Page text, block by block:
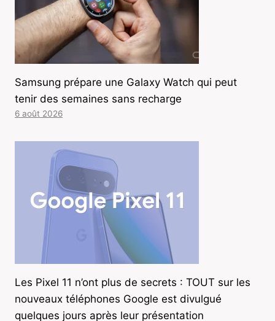
Samsung prépare une Galaxy Watch qui peut
tenir des semaines sans recharge
6 août 2026
Les Pixel 11 n’ont plus de secrets : TOUT sur les
nouveaux téléphones Google est divulgué
quelques jours après leur présentation